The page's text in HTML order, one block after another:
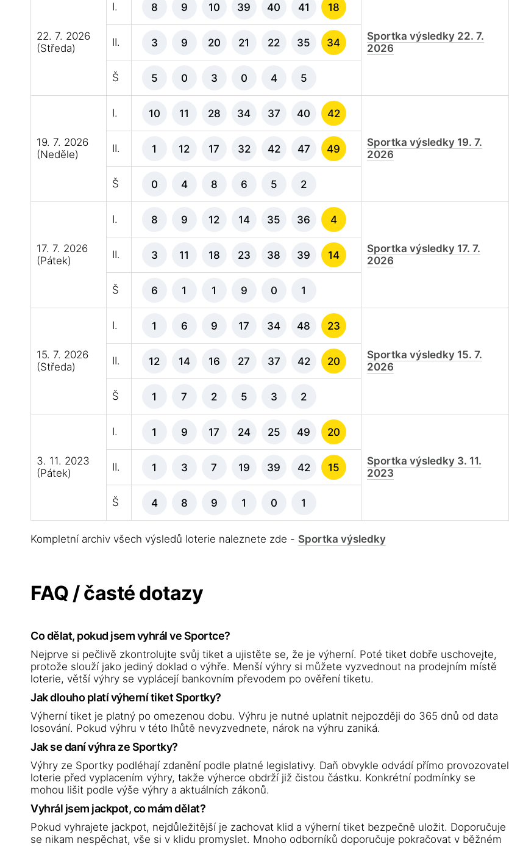
22. 7. 2026
(Středa)
I. 8 9 10 39 40 41 18
Sportka výsledky 22. 7.
2026
II. 3 9 20 21 22 35 34
Š 5 0 3 0 4 5
19. 7. 2026
(Neděle)
I. 10 11 28 34 37 40 42
Sportka výsledky 19. 7.
2026
II. 1 12 17 32 42 47 49
Š 0 4 8 6 5 2
17. 7. 2026
(Pátek)
I. 8 9 12 14 35 36 4
Sportka výsledky 17. 7.
2026
II. 3 11 18 23 38 39 14
Š 6 1 1 9 0 1
15. 7. 2026
(Středa)
I. 1 6 9 17 34 48 23
Sportka výsledky 15. 7.
2026
II. 12 14 16 27 37 42 20
Š 1 7 2 5 3 2
3. 11. 2023
(Pátek)
I. 1 9 17 24 25 49 20
Sportka výsledky 3. 11.
2023
II. 1 3 7 19 39 42 15
Š 4 8 9 1 0 1
Kompletní archiv všech výsledů loterie naleznete zde - Sportka výsledky
FAQ / časté dotazy
Co dělat, pokud jsem vyhrál ve Sportce?
Nejprve si pečlivě zkontrolujte svůj tiket a ujistěte se, že je výherní. Poté tiket dobře uschovejte,
protože slouží jako jediný doklad o výhře. Menší výhry si můžete vyzvednout na prodejním místě
loterie, větší výhry se vyplácejí bankovním převodem po ověření tiketu.
Jak dlouho platí výherní tiket Sportky?
Výherní tiket je platný po omezenou dobu. Výhru je nutné uplatnit nejpozději do 365 dnů od data
losování. Pokud výhru v této lhůtě nevyzvednete, nárok na výhru zaniká.
Jak se daní výhra ze Sportky?
Výhry ze Sportky podléhají zdanění podle platné legislativy. Daň obvykle odvádí přímo provozovatel
loterie před vyplacením výhry, takže výherce obdrží již čistou částku. Konkrétní podmínky se
mohou lišit podle výše výhry a aktuálních zákonů.
Vyhrál jsem jackpot, co mám dělat?
Pokud vyhrajete jackpot, nejdůležitější je zachovat klid a výherní tiket bezpečně uložit. Doporučuje
se nikam nespěchat, vše si v klidu promyslet. Mnoho odborníků doporučuje pokračovat v běžném